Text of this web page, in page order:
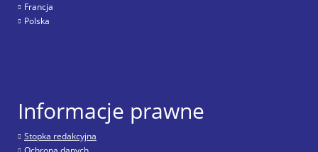
Francja
Polska
Informacje prawne
Stopka redakcyjna